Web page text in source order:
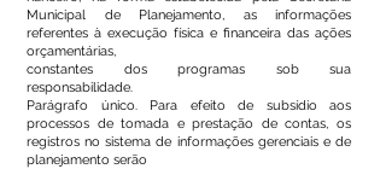
Municipal de Planejamento, as informações
referentes à execução física e financeira das ações
orçamentárias,
constantes dos programas sob sua
responsabilidade.
Parágrafo único. Para efeito de subsídio aos
processos de tomada e prestação de contas, os
registros no sistema de informações gerenciais e de
planejamento serão